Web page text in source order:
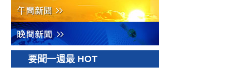
要聞一週最 HOT